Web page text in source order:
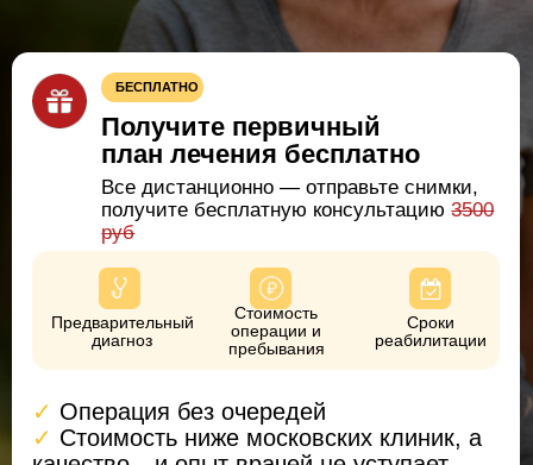
диагноз
операции и
пребывания
Операция без очередей
Стоимость ниже московских клиник, а
УЗНАЙТЕ, СКОЛЬКО СТОИТ ОПЕРАЦИЯ И
РЕАБИЛИТАЦИЯ
+7 (473) 263-20-20
Закажите
обратный
звонок